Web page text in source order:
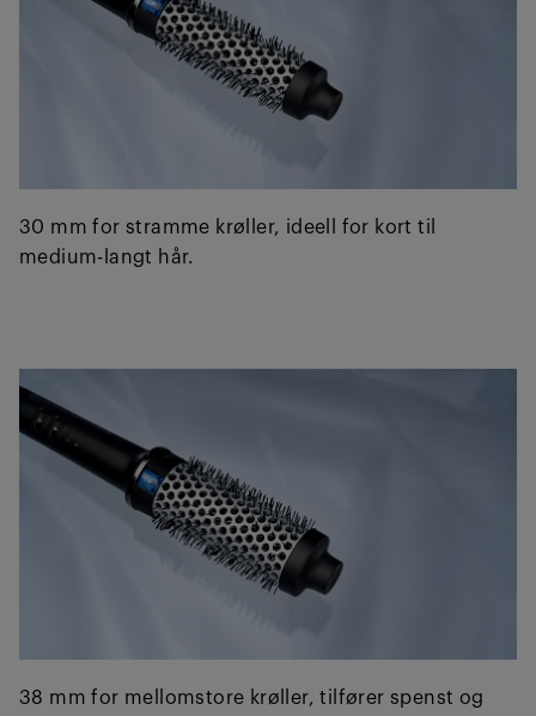
30 mm for stramme krøller, ideell for kort til
medium-langt hår.
38 mm for mellomstore krøller, tilfører spenst og